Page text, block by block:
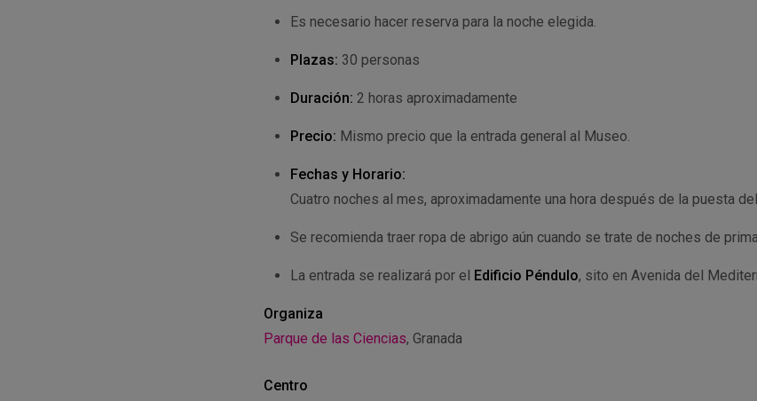
Es necesario hacer reserva para la noche elegida.
Plazas: 30 personas
Duración: 2 horas aproximadamente
Precio: Mismo precio que la entrada general al Museo.
Fechas y Horario:
Cuatro noches al mes, aproximadamente una hora después de la puesta
Se recomienda traer ropa de abrigo aún cuando se trate de noches de
La entrada se realizará por el Edificio Péndulo, sito en Avenida del
Organiza
Parque de las Ciencias, Granada
Centro